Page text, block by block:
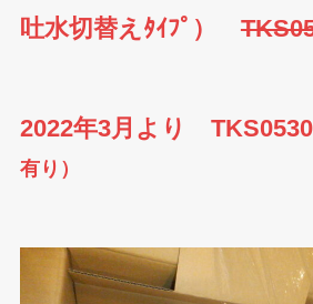
吐水切替えﾀｲﾌﾟ）
2022年3月より
有り）